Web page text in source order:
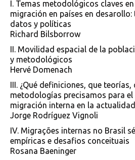
I. Temas metodológicos claves
migración en países en
datos y políticas
Richard Bilsborrow
II. Movilidad espacial de la
y metodológicos
Hervé Domenach
III. ¿Qué definiciones, que
metodologías precisamos para
migración interna en la
Jorge Rodríguez Vignoli
IV. Migrações internas no Brasil
empíricas e desafios conceituais
Rosana Baeninger